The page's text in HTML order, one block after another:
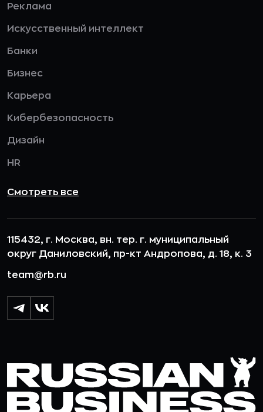
Реклама
Искусственный интеллект
Банки
Бизнес
Карьера
Кибербезопасность
Дизайн
HR
Смотреть все
115432, г. Москва, вн. тер. г. муниципальный
округ Даниловский, пр-кт Андропова, д. 18, к. 3
team@rb.ru